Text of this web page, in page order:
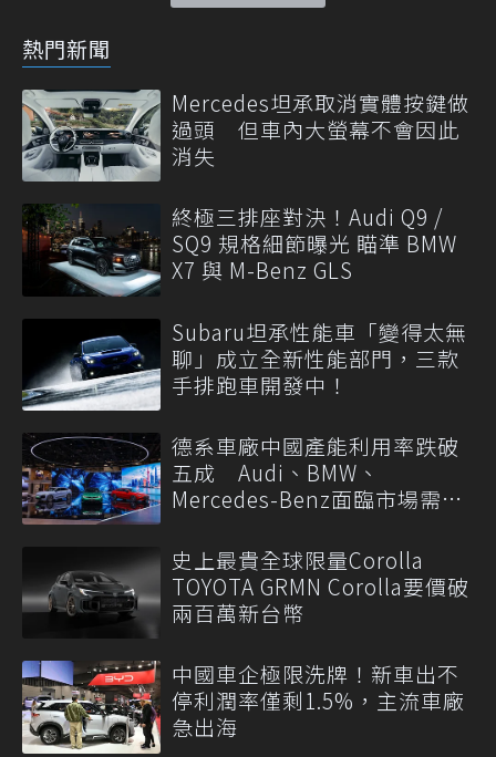
熱門新聞
Mercedes坦承取消實體按鍵做
過頭 但車內大螢幕不會因此
消失
終極三排座對決！Audi Q9 /
SQ9 規格細節曝光 瞄準 BMW
X7 與 M-Benz GLS
Subaru坦承性能車「變得太無
聊」成立全新性能部門，三款
手排跑車開發中！
德系車廠中國產能利用率跌破
五成 Audi、BMW、
Mercedes-Benz面臨市場需求
史上最貴全球限量Corolla
TOYOTA GRMN Corolla要價破
兩百萬新台幣
中國車企極限洗牌！新車出不
停利潤率僅剩1.5%，主流車廠
急出海